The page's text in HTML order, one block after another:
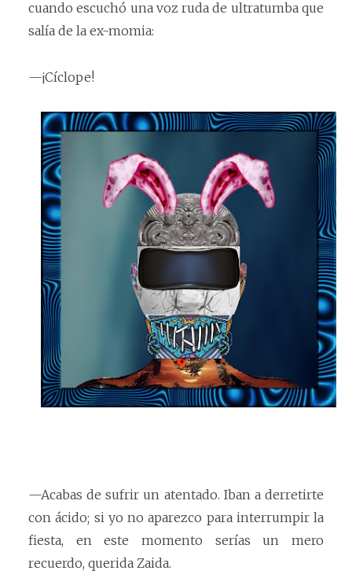
cuando escuchó una voz ruda de ultratumba que
salía de la ex-momia:
—¡Cíclope!
—Acabas de sufrir un atentado. Iban a derretirte
con ácido; si yo no aparezco para interrumpir la
fiesta, en este momento serías un mero
recuerdo, querida Zaida.